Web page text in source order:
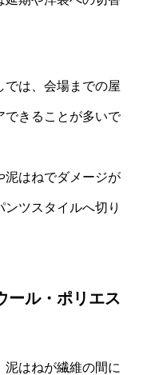
では、会場までの屋
できることが多いで
泥はねでダメージが
ツスタイルへ切り
ール・ポリエス
泥はねが繊維の間に